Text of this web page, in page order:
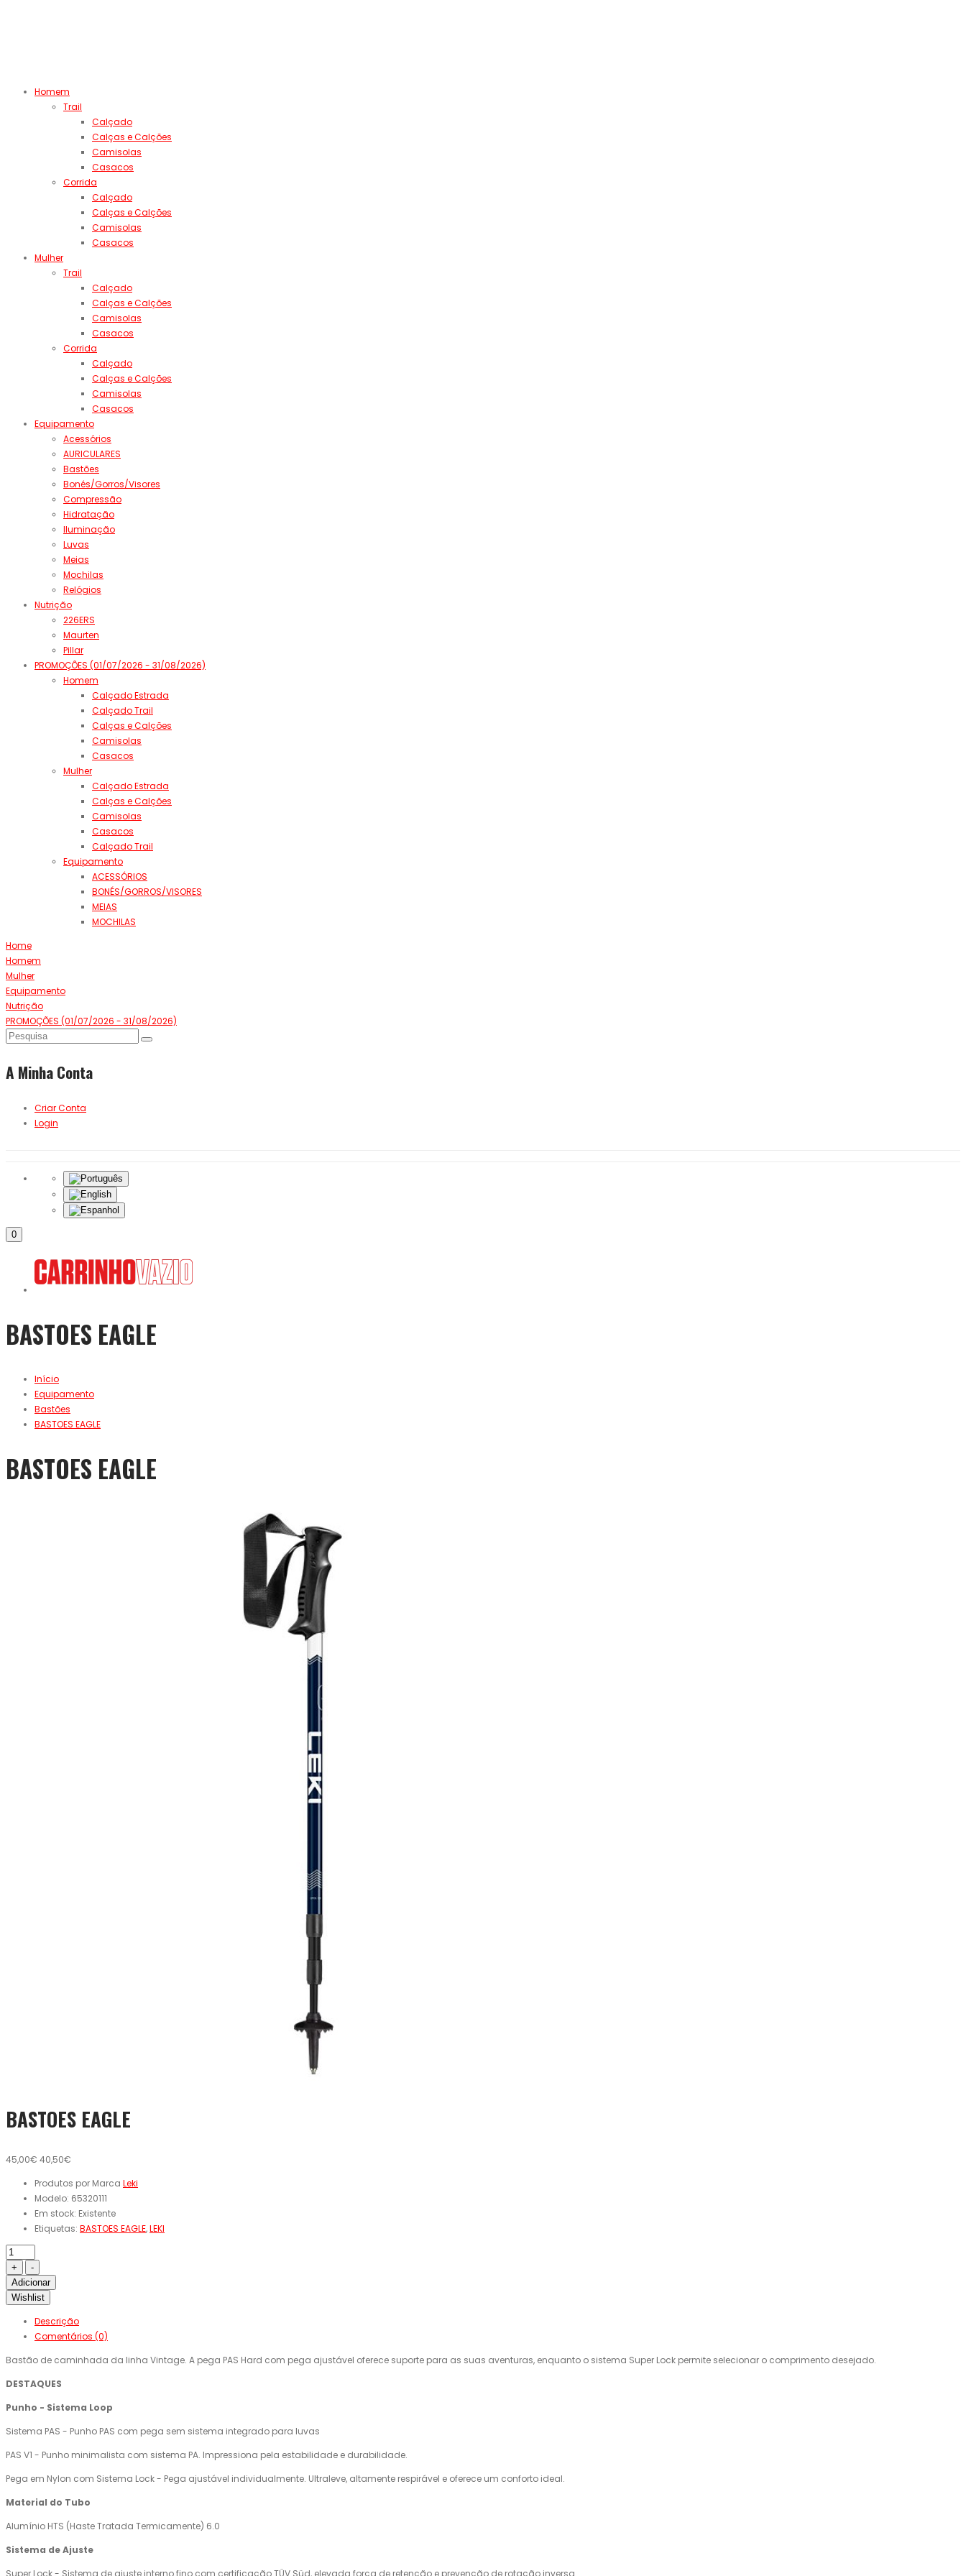
Homem
Trail
Calçado
Calças e Calções
Camisolas
Casacos
Corrida
Calçado
Calças e Calções
Camisolas
Casacos
Mulher
Trail
Calçado
Calças e Calções
Camisolas
Casacos
Corrida
Calçado
Calças e Calções
Camisolas
Casacos
Equipamento
Acessórios
AURICULARES
Bastões
Bonés/Gorros/Visores
Compressão
Hidratação
Iluminação
Luvas
Meias
Mochilas
Relógios
Nutrição
226ERS
Maurten
Pillar
PROMOÇÕES (01/07/2026 - 31/08/2026)
Homem
Calçado Estrada
Calçado Trail
Calças e Calções
Camisolas
Casacos
Mulher
Calçado Estrada
Calças e Calções
Camisolas
Casacos
Calçado Trail
Equipamento
ACESSÓRIOS
BONÉS/GORROS/VISORES
MEIAS
MOCHILAS
Home
Homem
Mulher
Equipamento
Nutrição
PROMOÇÕES (01/07/2026 - 31/08/2026)
A Minha Conta
Criar Conta
Login
0
BASTOES EAGLE
Início
Equipamento
Bastões
BASTOES EAGLE
BASTOES EAGLE
BASTOES EAGLE
45,00€ 40,50€
Produtos por Marca Leki
Modelo: 65320111
Em stock: Existente
Etiquetas: BASTOES EAGLE,LEKI
Adicionar
Wishlist
Descrição
Comentários (0)
Bastão de caminhada da linha Vintage. A pega PAS Hard com pega ajustável oferece suporte para as suas aventuras, enquanto o sistema Super Lock permite selecionar o comprimento desejado.
DESTAQUES
Punho - Sistema Loop
Sistema PAS - Punho PAS com pega sem sistema integrado para luvas
PAS V1 - Punho minimalista com sistema PA. Impressiona pela estabilidade e durabilidade.
Pega em Nylon com Sistema Lock - Pega ajustável individualmente. Ultraleve, altamente respirável e oferece um conforto ideal.
Material do Tubo
Alumínio HTS (Haste Tratada Termicamente) 6.0
Sistema de Ajuste